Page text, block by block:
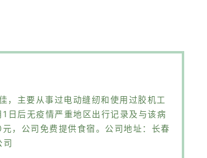
，主要从事过电动缝纫和使用过胶机工
日后无疫情严重地区出行记录及与该病
，公司免费提供食宿。公司地址：长春
司